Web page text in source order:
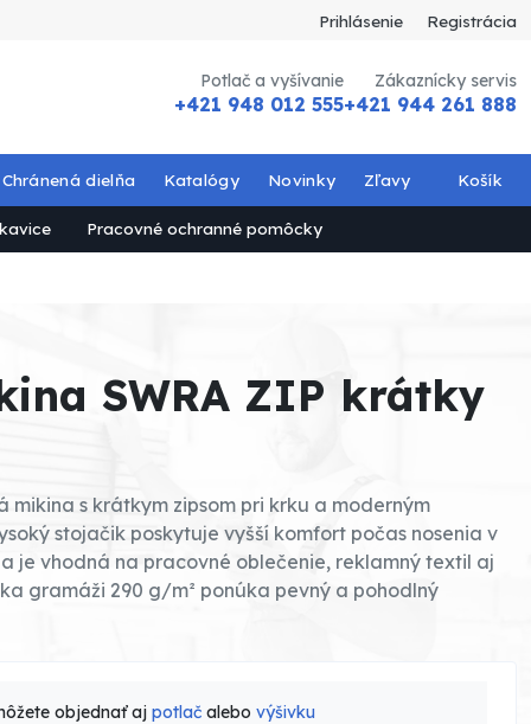
Prihlásenie Registrácia
Potlač a vyšívanie
+421 948 012 555
Zákaznícky servis
+421 944 261 888
Pracovné ochranné pomôcky
Chránená dielňa Katalógy Novinky Zľavy Košík
SWRA ZIP krátky
mikina s krátkym zipsom pri krku a moderným
stojačik poskytuje vyšší komfort počas nosenia v
je vhodná na pracovné oblečenie, reklamný textil aj
gramáži 290 g/m² ponúka pevný a pohodlný
objednať aj potlač alebo výšivku